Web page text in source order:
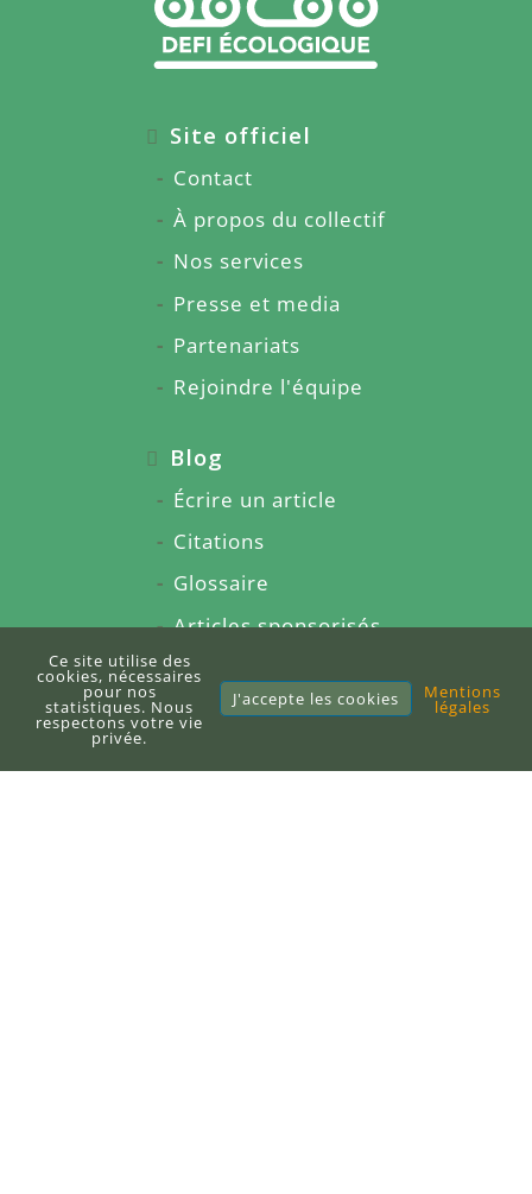
Site officiel
Contact
À propos du collectif
Nos services
Presse et media
Partenariats
Rejoindre l'équipe
Blog
Écrire un article
Citations
Glossaire
Articles sponsorisés
À propos du blog
Sitemap
E-books
Ce site utilise des
cookies, nécessaires
pour nos
statistiques. Nous
respectons votre vie
privée.
J'accepte les cookies Mentions
légales